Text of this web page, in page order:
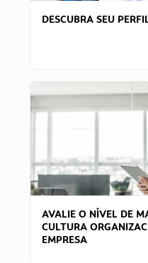
DESCUBRA SEU
AVALIE O NÍVEL DE
CULTURA
EMPRESA